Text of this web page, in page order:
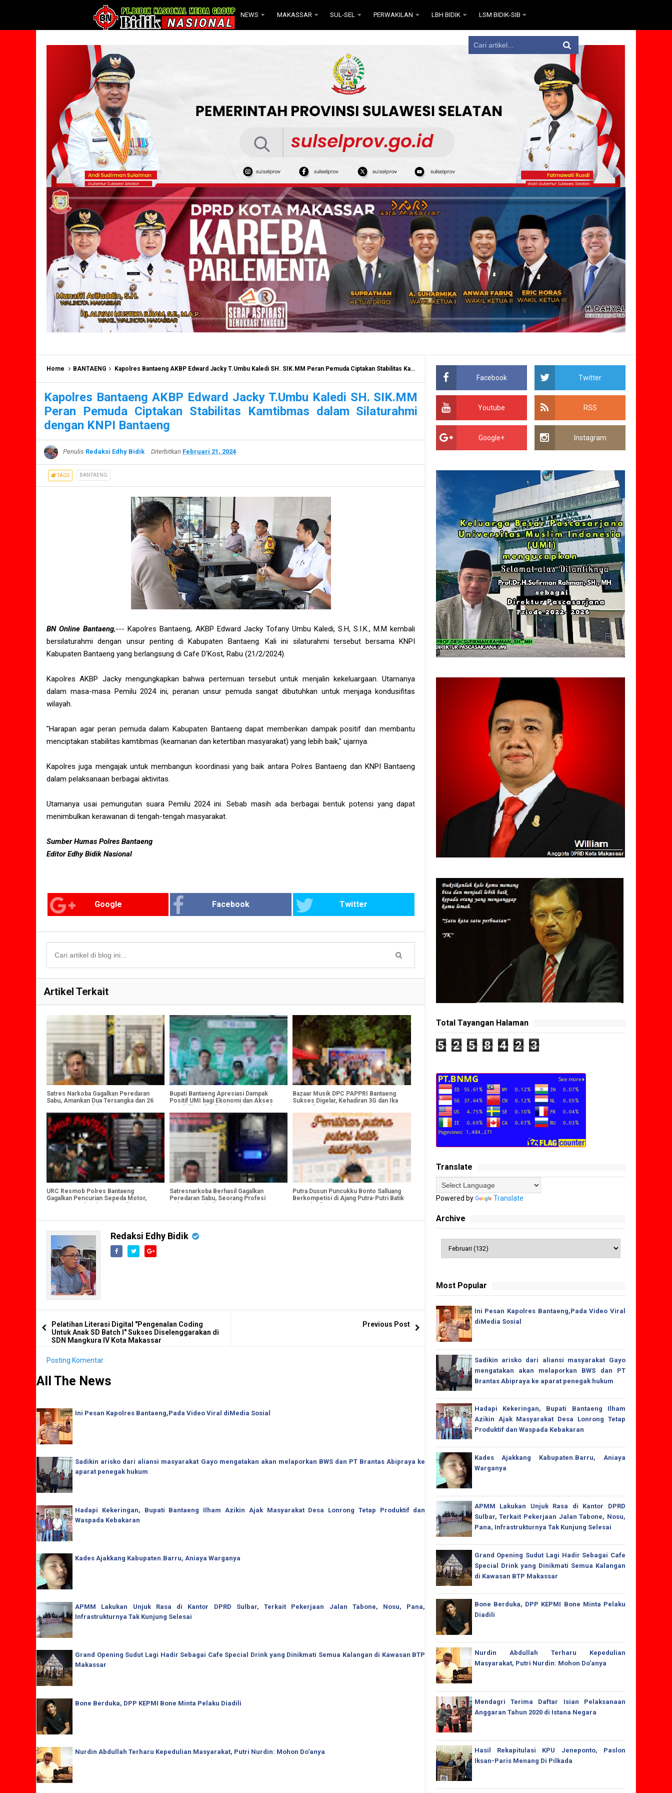
NEWS MAKASSAR SUL-SEL PERWAKILAN LBH BIDIK LSM BIDIK-SIB
Home BANTAENG Kapolres Bantaeng AKBP Edward Jacky T.Umbu Kaledi SH. SIK.MM Peran Pemuda Ciptakan Stabilitas Kamtibmas dalam Silaturahmi dengan KNPI Bantaeng
Kapolres Bantaeng AKBP Edward Jacky T.Umbu Kaledi SH. SIK.MM
Peran Pemuda Ciptakan Stabilitas Kamtibmas dalam Silaturahmi
dengan KNPI Bantaeng
Penulis Redaksi Edhy Bidik Diterbitkan Februari 21, 2024
TAGS BANTAENG
BN Online Bantaeng,--- Kapolres Bantaeng, AKBP Edward Jacky Tofany Umbu Kaledi, S.H, S.I.K., M.M kembali
bersilaturahmi dengan unsur penting di Kabupaten Bantaeng. Kali ini silaturahmi tersebut bersama KNPI
Kabupaten Bantaeng yang berlangsung di Cafe D'Kost, Rabu (21/2/2024).
Kapolres AKBP Jacky mengungkapkan bahwa pertemuan tersebut untuk menjalin kekeluargaan. Utamanya
dalam masa-masa Pemilu 2024 ini, peranan unsur pemuda sangat dibutuhkan untuk menjaga kondusifitas
wilayah.
"Harapan agar peran pemuda dalam Kabupaten Bantaeng dapat memberikan dampak positif dan membantu
menciptakan stabilitas kamtibmas (keamanan dan ketertiban masyarakat) yang lebih baik," ujarnya.
Kapolres juga mengajak untuk membangun koordinasi yang baik antara Polres Bantaeng dan KNPI Bantaeng
dalam pelaksanaan berbagai aktivitas.
Utamanya usai pemungutan suara Pemilu 2024 ini. Sebab masih ada berbagai bentuk potensi yang dapat
menimbulkan kerawanan di tengah-tengah masyarakat.
Sumber Humas Polres Bantaeng
Editor Edhy Bidik Nasional
Google Facebook Twitter
Artikel Terkait
Satres Narkoba Gagalkan Peredaran
Sabu, Amankan Dua Tersangka dan 26
Gram Barang Bukti
Bupati Bantaeng Apresiasi Dampak
Positif UMI bagi Ekonomi dan Akses
Pendidikan di Wilayah Selatan Sulsel
Bazaar Musik DPC PAPPRI Bantaeng
Sukses Digelar, Kehadiran 3G dan Ika
KDI Jadi Sorotan Utama
URC Resmob Polres Bantaeng
Gagalkan Pencurian Sepeda Motor,
Satu Tersangka Diamankan di
Satresnarkoba Berhasil Gagalkan
Peredaran Sabu, Seorang Profesi
Sebagai Sopir diamankan Bersama 1,85
Putra Dusun Puncukku Bonto Salluang
Berkompetisi di Ajang Putra-Putri Batik
Se-Sulselbar 2026
Redaksi Edhy Bidik
Pelatihan Literasi Digital "Pengenalan Coding
Untuk Anak SD Batch I" Sukses Diselenggarakan di
SDN Mangkura IV Kota Makassar
Previous Post
Posting Komentar
All The News
Ini Pesan Kapolres Bantaeng,Pada Video Viral diMedia Sosial
Sadikin arisko dari aliansi masyarakat Gayo mengatakan akan melaporkan BWS dan PT Brantas Abipraya ke
aparat penegak hukum
Hadapi Kekeringan, Bupati Bantaeng Ilham Azikin Ajak Masyarakat Desa Lonrong Tetap Produktif dan
Waspada Kebakaran
Kades Ajakkang Kabupaten.Barru, Aniaya Warganya
APMM Lakukan Unjuk Rasa di Kantor DPRD Sulbar, Terkait Pekerjaan Jalan Tabone, Nosu, Pana,
Infrastrukturnya Tak Kunjung Selesai
Grand Opening Sudut Lagi Hadir Sebagai Cafe Special Drink yang Dinikmati Semua Kalangan di Kawasan BTP
Makassar
Bone Berduka, DPP KEPMI Bone Minta Pelaku Diadili
Nurdin Abdullah Terharu Kepedulian Masyarakat, Putri Nurdin: Mohon Do'anya
Facebook Twitter
Youtube RSS
Google+ Instagram
Total Tayangan Halaman
5 2 5 8 4 2 3
Translate
Powered by Translate
Archive
Most Popular
Ini Pesan Kapolres Bantaeng,Pada Video Viral
diMedia Sosial
Sadikin arisko dari aliansi masyarakat Gayo
mengatakan akan melaporkan BWS dan PT
Brantas Abipraya ke aparat penegak hukum
Hadapi Kekeringan, Bupati Bantaeng Ilham
Azikin Ajak Masyarakat Desa Lonrong Tetap
Produktif dan Waspada Kebakaran
Kades Ajakkang Kabupaten.Barru, Aniaya
Warganya
APMM Lakukan Unjuk Rasa di Kantor DPRD
Sulbar, Terkait Pekerjaan Jalan Tabone, Nosu,
Pana, Infrastrukturnya Tak Kunjung Selesai
Grand Opening Sudut Lagi Hadir Sebagai Cafe
Special Drink yang Dinikmati Semua Kalangan
di Kawasan BTP Makassar
Bone Berduka, DPP KEPMI Bone Minta Pelaku
Diadili
Nurdin Abdullah Terharu Kepedulian
Masyarakat, Putri Nurdin: Mohon Do'anya
Mendagri Terima Daftar Isian Pelaksanaan
Anggaran Tahun 2020 di Istana Negara
Hasil Rekapitulasi KPU Jeneponto, Paslon
Iksan-Paris Menang Di Pilkada